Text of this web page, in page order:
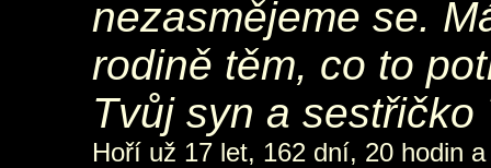
nezasmějeme se.
rodině těm, co to
Tvůj syn a
Hoří už 17 let, 162 dní, 20 hodin